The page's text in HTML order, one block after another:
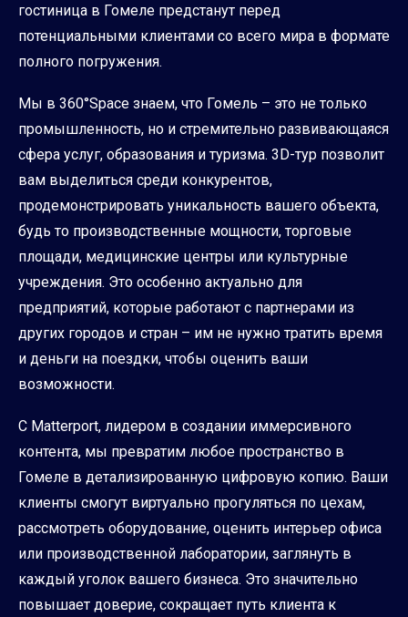
гостиница в Гомеле предстанут перед
потенциальными клиентами со всего мира в формате
полного погружения.
Мы в 360°Space знаем, что Гомель – это не только
промышленность, но и стремительно развивающаяся
сфера услуг, образования и туризма. 3D-тур позволит
вам выделиться среди конкурентов,
продемонстрировать уникальность вашего объекта,
будь то производственные мощности, торговые
площади, медицинские центры или культурные
учреждения. Это особенно актуально для
предприятий, которые работают с партнерами из
других городов и стран – им не нужно тратить время
и деньги на поездки, чтобы оценить ваши
возможности.
С Matterport, лидером в создании иммерсивного
контента, мы превратим любое пространство в
Гомеле в детализированную цифровую копию. Ваши
клиенты смогут виртуально прогуляться по цехам,
рассмотреть оборудование, оценить интерьер офиса
или производственной лаборатории, заглянуть в
каждый уголок вашего бизнеса. Это значительно
повышает доверие, сокращает путь клиента к